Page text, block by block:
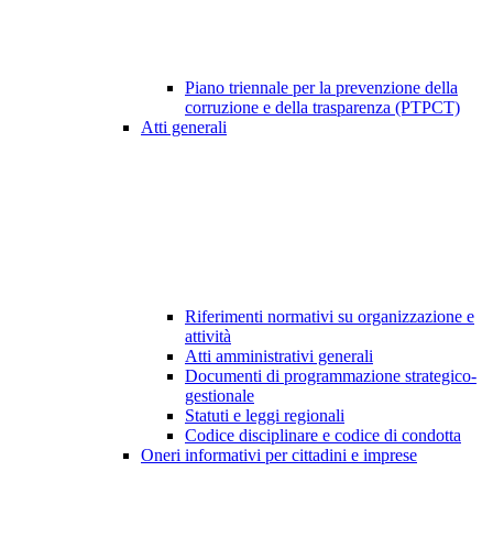
Piano triennale per la prevenzione della
corruzione e della trasparenza (PTPCT)
Atti generali
Riferimenti normativi su organizzazione e
attività
Atti amministrativi generali
Documenti di programmazione strategico-
gestionale
Statuti e leggi regionali
Codice disciplinare e codice di condotta
Oneri informativi per cittadini e imprese